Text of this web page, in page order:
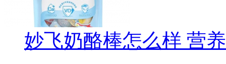
妙飞奶酪棒怎么样 营